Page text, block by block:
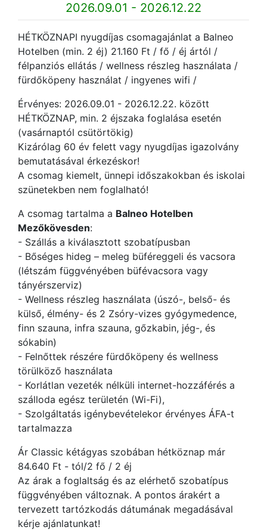
2026.09.01 - 2026.12.22
HÉTKÖZNAPI nyugdíjas csomagajánlat a Balneo
Hotelben (min. 2 éj) 21.160 Ft / fő / éj ártól /
félpanziós ellátás / wellness részleg használata /
fürdőköpeny használat / ingyenes wifi /
Érvényes: 2026.09.01 - 2026.12.22. között
HÉTKÖZNAP, min. 2 éjszaka foglalása esetén
(vasárnaptól csütörtökig)
Kizárólag 60 év felett vagy nyugdíjas igazolvány
bemutatásával érkezéskor!
A csomag kiemelt, ünnepi időszakokban és iskolai
szünetekben nem foglalható!
A csomag tartalma a Balneo Hotelben
Mezőkövesden:
- Szállás a kiválasztott szobatípusban
- Bőséges hideg – meleg büféreggeli és vacsora
(létszám függvényében büfévacsora vagy
tányérszerviz)
- Wellness részleg használata (úszó-, belső- és
külső, élmény- és 2 Zsóry-vizes gyógymedence,
finn szauna, infra szauna, gőzkabin, jég-, és
sókabin)
- Felnőttek részére fürdőköpeny és wellness
törülköző használata
- Korlátlan vezeték nélküli internet-hozzáférés a
szálloda egész területén (Wi-Fi),
- Szolgáltatás igénybevételekor érvényes ÁFA-t
tartalmazza
Ár Classic kétágyas szobában hétköznap már
84.640 Ft - tól/2 fő / 2 éj
Az árak a foglaltság és az elérhető szobatípus
függvényében változnak. A pontos árakért a
tervezett tartózkodás dátumának megadásával
kérje ajánlatunkat!